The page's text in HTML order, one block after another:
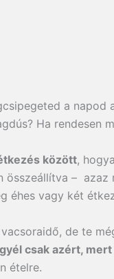
a napod
Ha rendesen
között,
összeállítva – azaz
éhes vagy két
de te
csak azért,
ételre.